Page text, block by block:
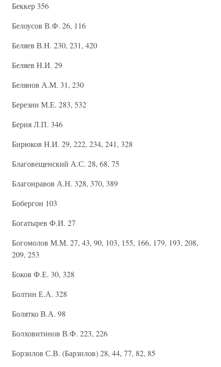
Беккер 356
Белоусов В.Ф. 26, 116
Беляев В.Н. 230, 231, 420
Беляев Н.И. 29
Белянов А.М. 31, 230
Березин М.Е. 283, 532
Берия Л.П. 346
Бирюков Н.И. 29, 222, 234, 241, 328
Благовещенский А.С. 28, 68, 75
Благонравов А.Н. 328, 370, 389
Бобергон 103
Богатырев Ф.И. 27
Богомолов М.М. 27, 43, 90, 103, 155, 166, 179, 193, 208,
209, 253
Боков Ф.Е. 30, 328
Болтин Е.А. 328
Болятко В.А. 98
Болховитинов В.Ф. 223, 226
Борзилов С.В. (Барзилов) 28, 44, 77, 82, 85